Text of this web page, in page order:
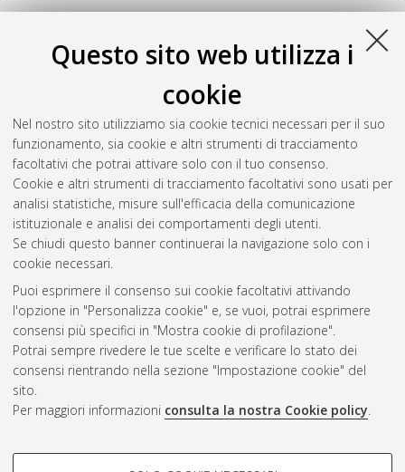
Questo sito web utilizza i
cookie
Nel nostro sito utilizziamo sia cookie tecnici necessari per il suo
funzionamento, sia cookie e altri strumenti di tracciamento
facoltativi che potrai attivare solo con il tuo consenso.
Cookie e altri strumenti di tracciamento facoltativi sono usati per
analisi statistiche, misure sull'efficacia della comunicazione
istituzionale e analisi dei comportamenti degli utenti.
Se chiudi questo banner continuerai la navigazione solo con i
cookie necessari.
Puoi esprimere il consenso sui cookie facoltativi attivando
l'opzione in "Personalizza cookie" e, se vuoi, potrai esprimere
consensi più specifici in "Mostra cookie di profilazione".
Potrai sempre rivedere le tue scelte e verificare lo stato dei
consensi rientrando nella sezione "Impostazione cookie" del
sito.
Per maggiori informazioni consulta la nostra Cookie policy.
COOKIE DI PROFILAZIONE -
protocollo sostenibile per l'analisi di stabilita delle alberature
ornamentali, con riferimento in particolare alla validita della
, [Dissertation thesis], Alma Mater
Studiorum Università di Bologna. Dottorato di ricerca in
Scienze e tecnologie agrarie, ambientali e alimentari, 29 Ciclo.
DOI 10.6092/unibo/amsdottorato/8686.
Questa lista e' stata generata il Thu Aug 6 20:47:19 2026
Atom
Rss 1.0
Rss 2.0
ISSN: 2038-7946
Impostazioni Cookie